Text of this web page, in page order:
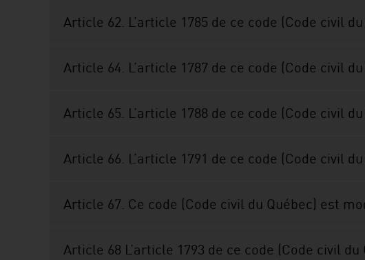
Article 62. L’article 1785 de ce code (Code civil
Article 64. L’article 1787 de ce code (Code civil
Article 65. L’article 1788 de ce code (Code civil
Article 66. L’article 1791 de ce code (Code civil
Article 67. Ce code (Code civil du Québec) est
Article 68 L’article 1793 de ce code (Code civil